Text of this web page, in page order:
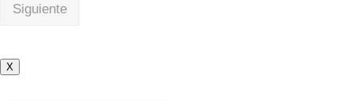
Siguiente
X